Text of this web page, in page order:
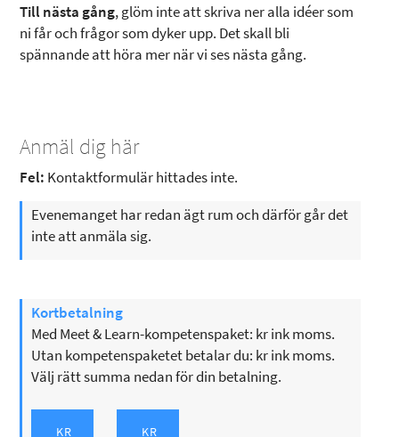
Till nästa gång, glöm inte att skriva ner alla idéer som
ni får och frågor som dyker upp. Det skall bli
spännande att höra mer när vi ses nästa gång.
Anmäl dig här
Fel: Kontaktformulär hittades inte.
Evenemanget har redan ägt rum och därför går det
inte att anmäla sig.
Kortbetalning
Med Meet & Learn-kompetenspaket: kr ink moms.
Utan kompetenspaketet betalar du: kr ink moms.
Välj rätt summa nedan för din betalning.